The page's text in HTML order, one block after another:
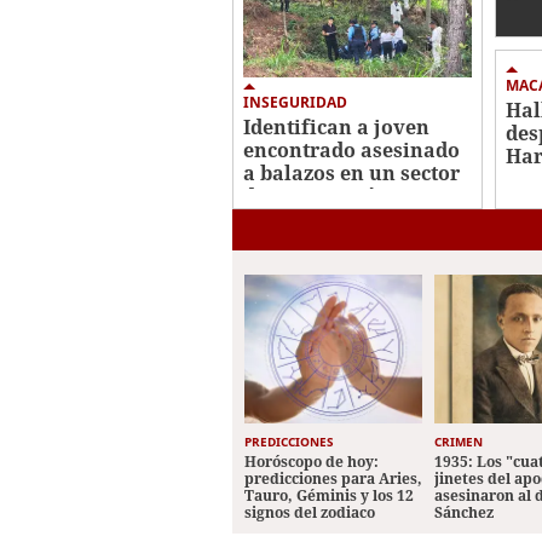
INSEGURIDAD
Identifican a joven
encontrado asesinado
a balazos en un sector
de Santa Lucía
PREDICCIONES
Horóscopo de hoy:
predicciones para Aries,
Tauro, Géminis y los 12
signos del zodiaco
CRIMEN
1935: Los
jinetes del
asesinaron al
Sánchez